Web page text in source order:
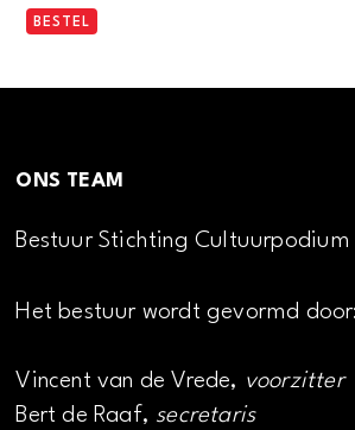
BESTEL
ONS TEAM
Bestuur Stichting Cultuurpodium
Het bestuur wordt gevormd door:
Vincent van de Vrede, voorzitter
Bert de Raaf, secretaris